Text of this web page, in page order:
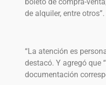
boleto de compra-
de alquiler, entre otros”.
“La atención es
destacó. Y agregó que
documentación